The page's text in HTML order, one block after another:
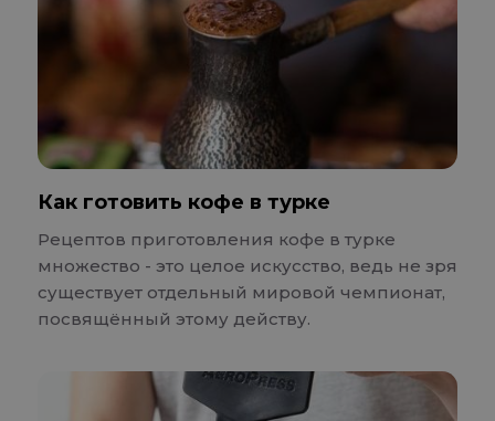
Как готовить кофе в турке
Рецептов приготовления кофе в турке
множество - это целое искусство, ведь не зря
существует отдельный мировой чемпионат,
посвящённый этому действу.